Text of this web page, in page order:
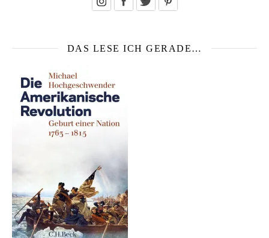
DAS LESE ICH GERADE…